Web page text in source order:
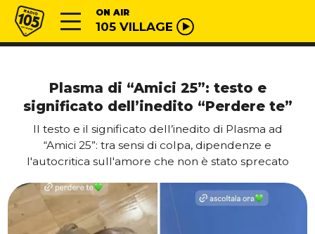
Vai al contenuto
Radio 105 ON AIR
105 VILLAGE
Plasma di “Amici 25”: testo e
significato dell’inedito “Perdere te”
Il testo e il significato dell’inedito di Plasma ad
“Amici 25”: tra sensi di colpa, dipendenze e
l'autocritica sull'amore che non è stato sprecato